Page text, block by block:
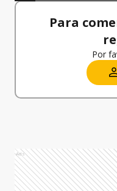
Para
Por
Ads